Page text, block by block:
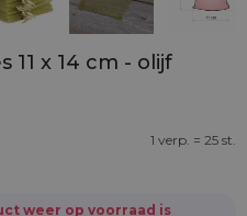
11 x 14 cm - olijf
1 verp. = 25 st.
weer op voorraad is